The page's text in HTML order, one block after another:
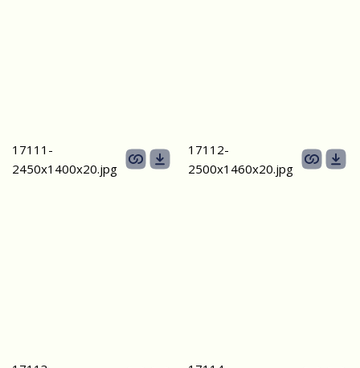
17111-
2450х1400х20.jpg
17112-
2500х1460х20.jpg